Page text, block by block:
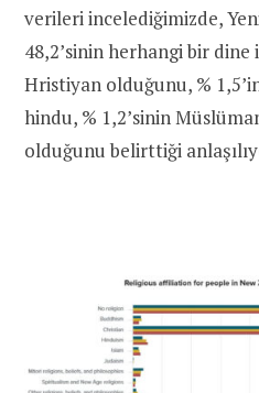
verileri incelediğimizde,
48,2’sinin herhangi bir dine
Hristiyan olduğunu, %
hindu, % 1,2’sinin
olduğunu belirttiği